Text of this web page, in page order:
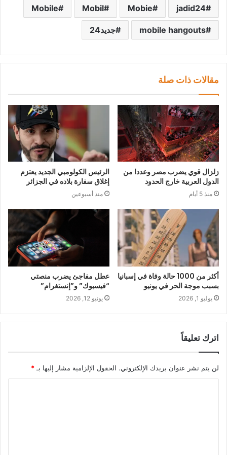
jadid24
Mobie
Mobil
Mobile
mobile hangouts جديد24
مقالات ذات صلة
زلزال قوي يضرب مصر وعددا من
الدول العربية خارج الحدود
منذ 5 أيام
الرئيس الكولومبي الجديد يعتزم
إغلاق سفارة بلاده في الجزائر
منذ أسبوعين
أكثر من 1000 حالة وفاة في إسبانيا
بسبب موجة الحر في يونيو
يوليو 1, 2026
عطل مفاجئ يضرب منصتي
“فيسبوك” و”إنستغرام”
يونيو 12, 2026
اترك تعليقاً
لن يتم نشر عنوان بريدك الإلكتروني. الحقول الإلزامية مشار إليها بـ *